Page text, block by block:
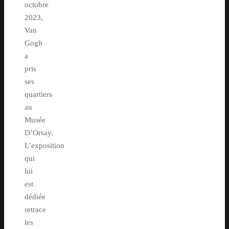
octobre
2023,
Van
Gogh
a
pris
ses
quartiers
au
Musée
D’Orsay.
L’exposition
qui
lui
est
dédiée
retrace
les